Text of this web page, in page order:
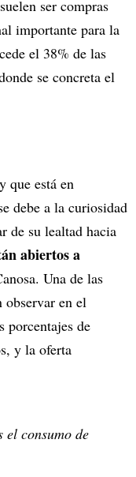
ser compras
importante para la
el 38% de las
se concreta el
que está en
debe a la curiosidad
de su lealtad hacia
abiertos a
Una de las
observar en el
porcentajes de
y la oferta
consumo de